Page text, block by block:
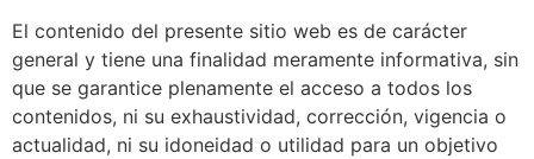
El contenido del presente sitio web es de carácter
general y tiene una finalidad meramente informativa, sin
que se garantice plenamente el acceso a todos los
contenidos, ni su exhaustividad, corrección, vigencia o
actualidad, ni su idoneidad o utilidad para un objetivo